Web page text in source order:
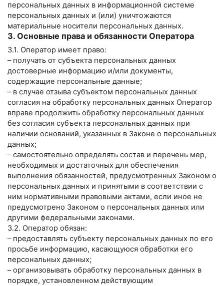
персональных данных в информационной системе
персональных данных и (или) уничтожаются
материальные носители персональных данных.
3. Основные права и обязанности Оператора
3.1. Оператор имеет право:
– получать от субъекта персональных данных
достоверные информацию и/или документы,
содержащие персональные данные;
– в случае отзыва субъектом персональных данных
согласия на обработку персональных данных Оператор
вправе продолжить обработку персональных данных
без согласия субъекта персональных данных при
наличии оснований, указанных в Законе о персональных
данных;
– самостоятельно определять состав и перечень мер,
необходимых и достаточных для обеспечения
выполнения обязанностей, предусмотренных Законом о
персональных данных и принятыми в соответствии с
ним нормативными правовыми актами, если иное не
предусмотрено Законом о персональных данных или
другими федеральными законами.
3.2. Оператор обязан:
– предоставлять субъекту персональных данных по его
просьбе информацию, касающуюся обработки его
персональных данных;
– организовывать обработку персональных данных в
порядке, установленном действующим